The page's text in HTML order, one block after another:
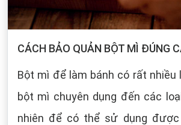
CÁCH BẢO QUẢN BỘT MÌ ĐÚNG
Bột mì để làm bánh có rất nhiều
bột mì chuyên dụng đến các
nhiên để có thể sử dụng